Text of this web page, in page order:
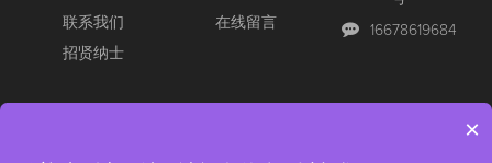
联系我们
招贤纳士
在线留言
16678619684
×